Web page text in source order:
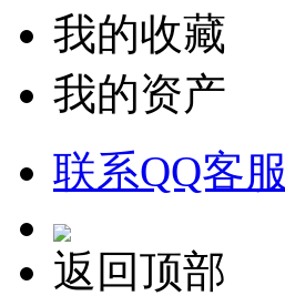
我的收藏
我的资产
联系QQ客服
返回顶部